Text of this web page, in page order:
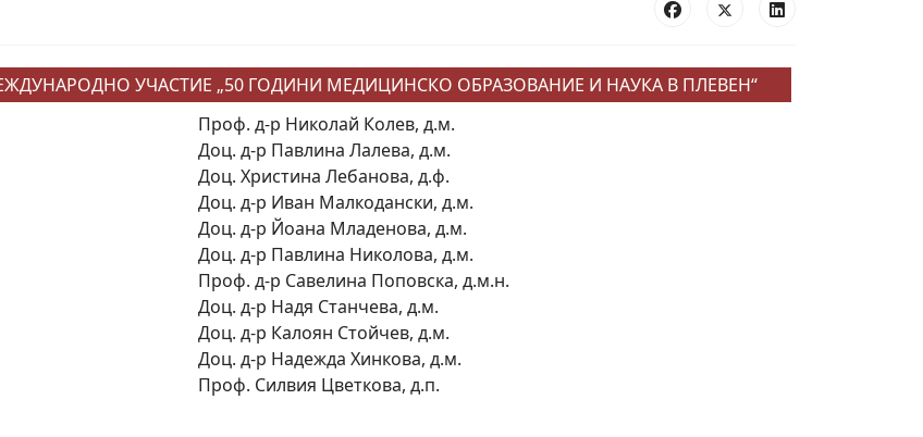
УЧАСТИЕ „50 ГОДИНИ МЕДИЦИНСКО ОБРАЗОВАНИЕ И НАУКА В ПЛЕВЕН“
Проф. д-р Николай Колев, д.м.
Доц. д-р Павлина Лалева, д.м.
Доц. Христина Лебанова, д.ф.
Доц. д-р Иван Малкодански, д.м.
Доц. д-р Йоана Младенова, д.м.
Доц. д-р Павлина Николова, д.м.
Проф. д-р Савелина Поповска, д.м.н.
Доц. д-р Надя Станчева, д.м.
Доц. д-р Калоян Стойчев, д.м.
Доц. д-р Надежда Хинкова, д.м.
Проф. Силвия Цветкова, д.п.